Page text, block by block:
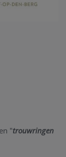
"trouwringen